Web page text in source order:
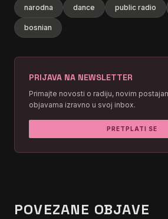
narodna dance public radio
bosnian
PRIJAVA NA NEWSLETTER
Primajte novosti o radiju, novim
objavama izravno u svoj inbox.
PRETPLATI SE
POVEZANE OBJAVE